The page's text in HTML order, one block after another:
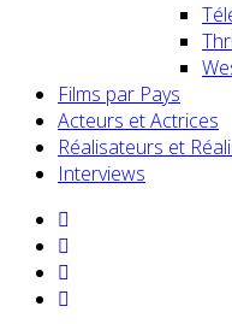
Films par Pays
Acteurs et Actrices
Réalisateurs et
Interviews